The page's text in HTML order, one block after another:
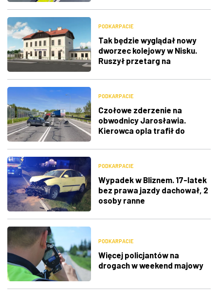
PODKARPACIE
Tak będzie wyglądał nowy
dworzec kolejowy w Nisku.
Ruszył przetarg na
PODKARPACIE
Czołowe zderzenie na
obwodnicy Jarosławia.
Kierowca opla trafił do
PODKARPACIE
Wypadek w Bliznem. 17-latek
bez prawa jazdy dachował, 2
osoby ranne
PODKARPACIE
Więcej policjantów na
drogach w weekend majowy